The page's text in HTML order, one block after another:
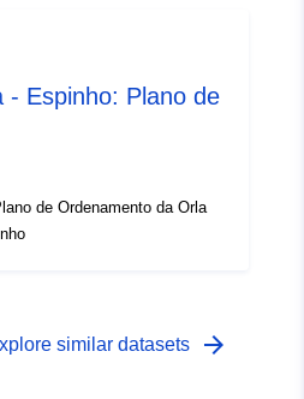
- Espinho: Plano de
de Ordenamento da Orla
similar datasets arrow_forward